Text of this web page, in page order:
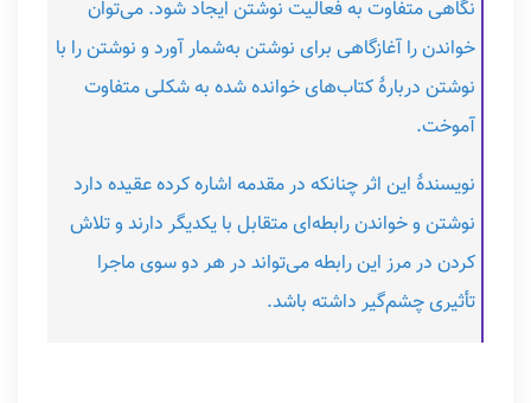
نگاهی متفاوت به فعالیت نوشتن ایجاد شود. می‌توان
خواندن را آغازگاهی برای نوشتن به‌شمار آورد و نوشتن را با
نوشتن دربارۀ کتاب‌های خوانده شده به شکلی متفاوت
آموخت.
نویسندۀ این اثر چنانکه در مقدمه اشاره کرده عقیده دارد
نوشتن و خواندن رابطه‌ای متقابل با یکدیگر دارند و تلاش
کردن در مرز این رابطه می‌تواند در هر دو سوی ماجرا
تأثیری چشم‌گیر داشته باشد.